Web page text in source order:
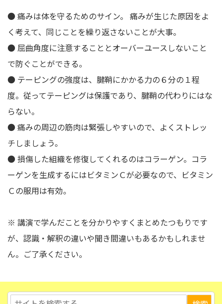
● 痛みは体を守るためのサイン。 痛みが生じた原因をよ
く考えて、同じことを繰り返さないことが大事。
● 屈曲角度に注意することとオーバーユースしないこと
で防ぐことができる。
● テーピングの強度は、腱鞘にかかる力の６分の１程
度。従ってテーピングは保護であり、腱鞘の代わりにはな
らない。
● 痛みの周辺の筋肉は緊張しやすいので、よくストレッ
チしましょう。
● 損傷した組織を修復してくれるのはコラーゲン。コラ
ーゲンを生成するにはビタミンＣが必要なので、ビタミン
Ｃの服用は有効。
※ 講演で学んだことを分かりやすくまとめたつもりです
が、認識・解釈の違いや聞き間違いもあるかもしれませ
ん。ご了承ください。